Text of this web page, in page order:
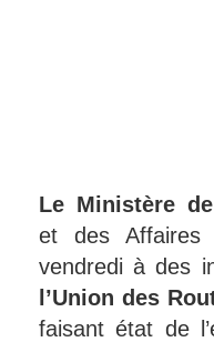
Le Ministère
et des Affaires
vendredi à des
l’Union des
faisant état de